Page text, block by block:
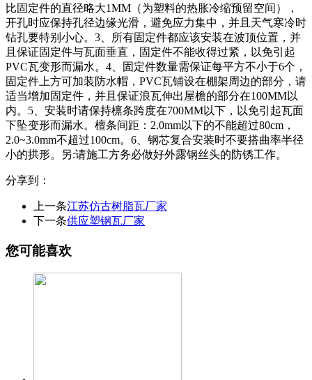
比固定件的直径略大1MM（为塑料的热胀冷缩预留空间），
开孔时应保持孔径边缘光滑，避免应力集中，并且天气寒冷时
钻孔要特别小心。3、所有固定件都应该安装在波顶位置，并
且保证固定件与瓦面垂直，固定件不能收得过紧，以免引起
PVC瓦变形而漏水。4、固定件数量需保证每平方不小于6个，
固定件上方可加装防水帽，PVC瓦铺设在棚架周边的部分，请
适当增加固定件，并且保证浪瓦伸出屋檐的部分在100MM以
内。5、安装时请保持檩条跨度在700MM以下，以免引起瓦面
下坠变形而漏水。檀条间距：2.0mm以下的不能超过80cm，
2.0~3.0mm不超过100cm。6、钢芯复合安装时不要搭曲率半径
小的拱形。另:请施工方务必做好外露钢丝头的防锈工作。
分享到：
上一条江苏仿古树脂瓦厂家
下一条供应塑钢瓦厂家
您可能喜欢